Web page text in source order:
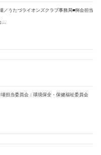
／うたづライオンズクラブ事務局■例会担当
…
担当委員会：環境保全・保健福祉委員会